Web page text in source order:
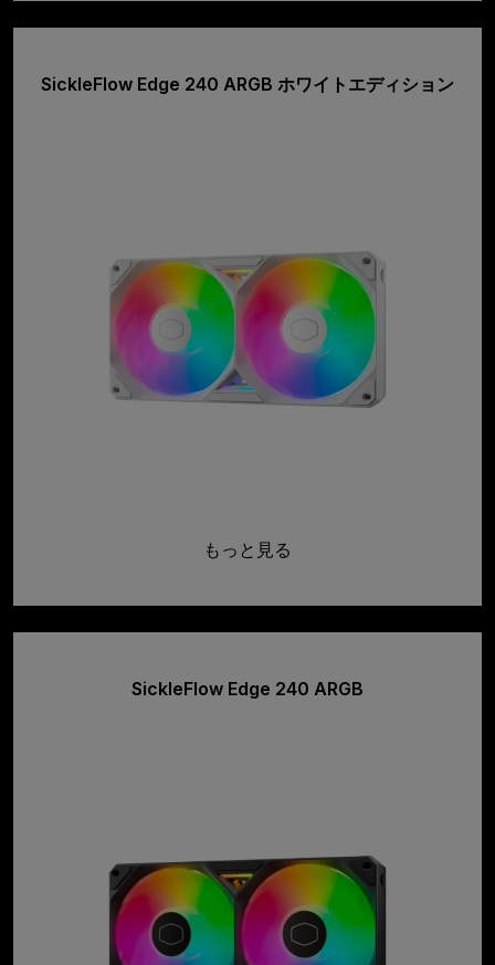
SickleFlow Edge 240 ARGB ホワイトエディション
もっと見る
SickleFlow Edge 240 ARGB